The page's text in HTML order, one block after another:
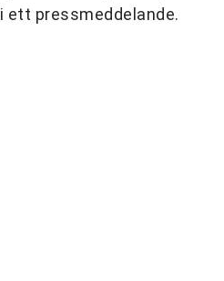
i ett pressmeddelande.